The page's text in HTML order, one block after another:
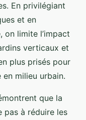
En privilégiant
et en
limite l’impact
verticaux et
plus prisés pour
milieu urbain.
que la
pas à réduire les